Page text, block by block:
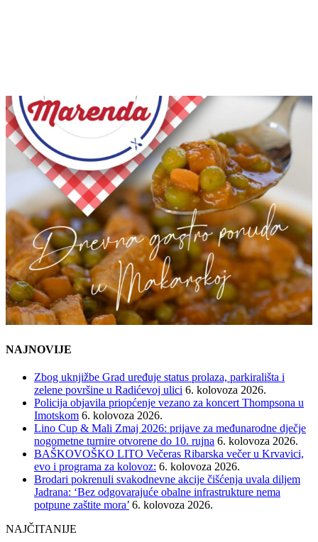
NAJNOVIJE
Zbog uknjižbe Grad uređuje status prolaza, parkirališta i
zelene površine u Radićevoj ulici 6. kolovoza 2026.
Policija objavila priopćenje vezano za koncert Thompsona u
Imotskom 6. kolovoza 2026.
Lino Cup & Mali Zmaj 2026: prijave za međunarodne dječje
nogometne turnire otvorene do 10. rujna 6. kolovoza 2026.
BAŠKOVOŠKO LITO Večeras Ribarska večer u Krvavici,
evo i programa za kolovoz: 6. kolovoza 2026.
Brodari pokrenuli svakodnevne akcije čišćenja uvala diljem
Jadrana: ‘Bez odgovarajuće obalne infrastrukture nema
potpune zaštite mora’ 6. kolovoza 2026.
NAJČITANIJE